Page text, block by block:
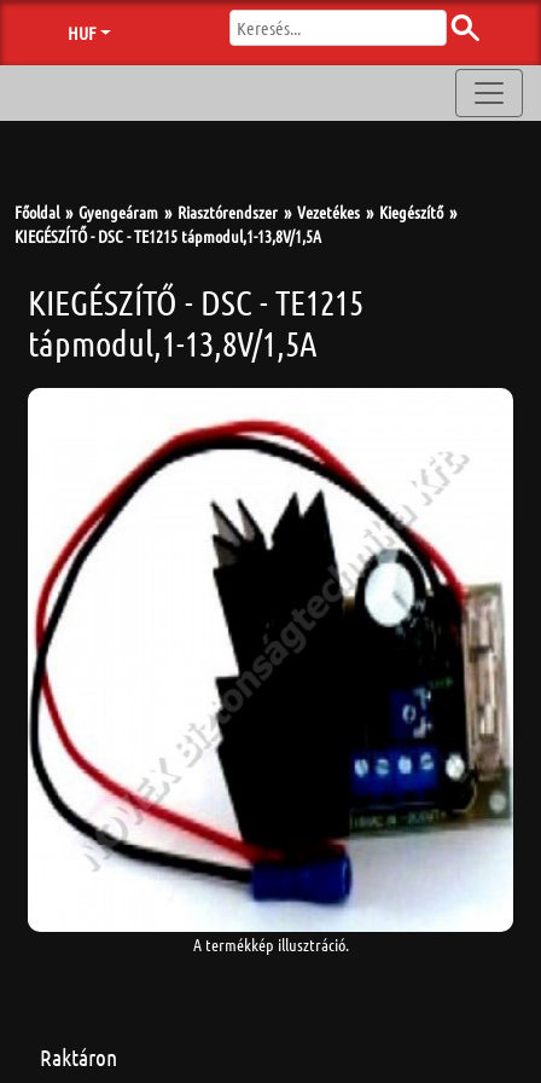
HUF
Főoldal Gyengeáram Riasztórendszer Vezetékes
Kiegészítő
KIEGÉSZÍTŐ - DSC - TE1215 tápmodul,1-13,8V/1,5A
KIEGÉSZÍTŐ - DSC - TE1215
tápmodul,1-13,8V/1,5A
A termékkép illusztráció.
Raktáron